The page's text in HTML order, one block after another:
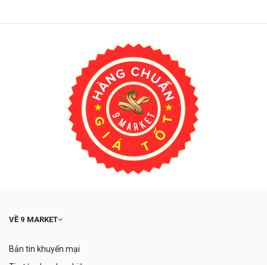
VỀ 9 MARKET
Bản tin khuyến mại